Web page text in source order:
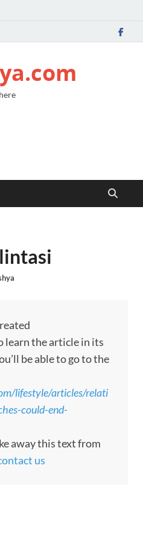
learn the article in its
be able to go to the
lifestyle/articles/relati
could-end-
away this text from
us